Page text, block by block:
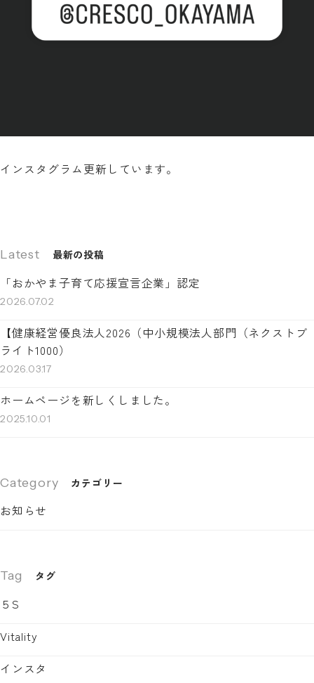
インスタグラム更新しています。
Latest 最新の投稿
「おかやま子育て応援宣言企業」認定
2026.07.02
【健康経営優良法人2026（中小規模法人部門（ネクストブ
ライト1000）
2026.03.17
ホームページを新しくしました。
2025.10.01
Category カテゴリー
お知らせ
Tag タグ
５S
Vitality
インスタ